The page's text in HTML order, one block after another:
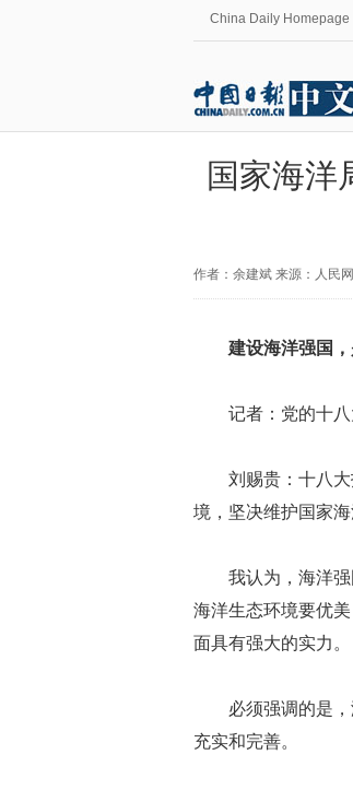
China Daily Homepage
国家海洋
作者：余建斌 来源：人民
建设海洋强国
记者：党的十
刘赐贵：十八
境，坚决维护国家
我认为，海洋
海洋生态环境要优
面具有强大的实力。
必须强调的是
充实和完善。